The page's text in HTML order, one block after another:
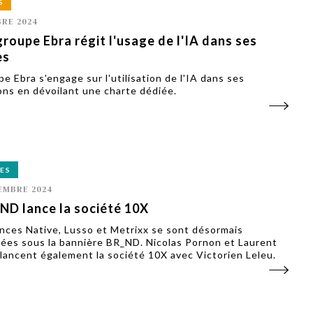
2024
Ebra régit l'usage de l'IA dans ses
Ebra s'engage sur l'utilisation de l'IA dans ses
en dévoilant une charte dédiée.
2024
lance la société 10X
Native, Lusso et Metrixx se sont désormais
sous la bannière BR_ND. Nicolas Pornon et Laurent
également la société 10X avec Victorien Leleu.